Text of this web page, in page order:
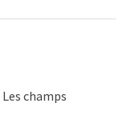
Les champs